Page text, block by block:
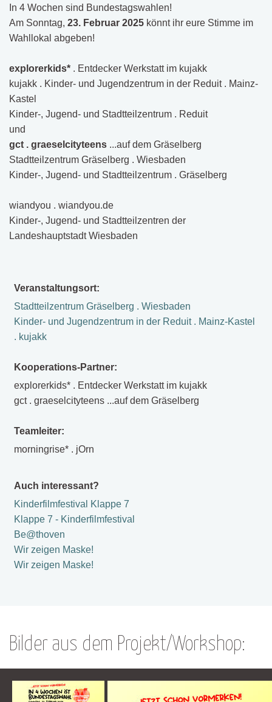
In 4 Wochen sind Bundestagswahlen!
Am Sonntag, 23. Februar 2025 könnt ihr eure Stimme im
Wahllokal abgeben!
explorerkids* . Entdecker Werkstatt im kujakk
kujakk . Kinder- und Jugendzentrum in der Reduit . Mainz-
Kastel
Kinder-, Jugend- und Stadtteilzentrum . Reduit
und
gct . graeselcityteens ...auf dem Gräselberg
Stadtteilzentrum Gräselberg . Wiesbaden
Kinder-, Jugend- und Stadtteilzentrum . Gräselberg
wiandyou . wiandyou.de
Kinder-, Jugend- und Stadtteilzentren der
Landeshauptstadt Wiesbaden
Veranstaltungsort:
Stadtteilzentrum Gräselberg . Wiesbaden
Kinder- und Jugendzentrum in der Reduit . Mainz-Kastel
. kujakk
Kooperations-Partner:
explorerkids* . Entdecker Werkstatt im kujakk
gct . graeselcityteens ...auf dem Gräselberg
Teamleiter:
morningrise* . jOrn
Auch interessant?
Kinderfilmfestival Klappe 7
Klappe 7 - Kinderfilmfestival
Be@thoven
Wir zeigen Maske!
Wir zeigen Maske!
Bilder aus dem Projekt/Workshop: